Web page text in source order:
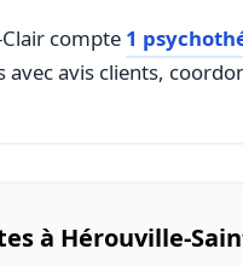
compte 1
avec avis clients,
à Hérouville-